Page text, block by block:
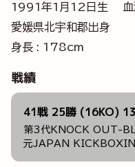
1991年1月12日生 血
愛媛県北宇和郡出身
身長 : 178cm
戦績
41戦 25勝 (16KO)
第3代KNOCK OUT-
元JAPAN